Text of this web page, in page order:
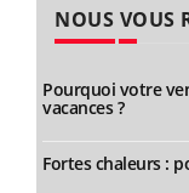
NOUS VOUS
Pourquoi votre
vacances ?
Fortes chaleurs :